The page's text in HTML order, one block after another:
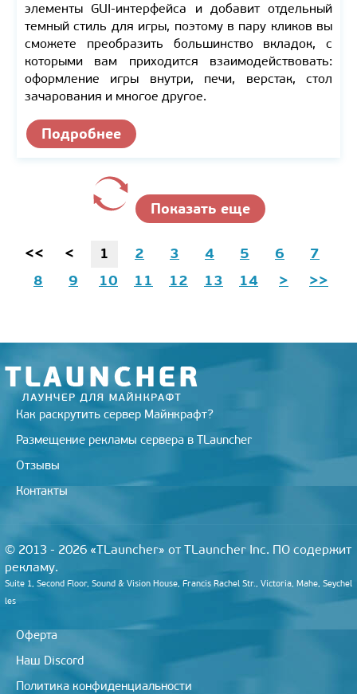
элементы GUI-интерфейса и добавит отдельный
темный стиль для игры, поэтому в пару кликов вы
сможете преобразить большинство вкладок, с
которыми вам приходится взаимодействовать:
оформление игры внутри, печи, верстак, стол
зачарования и многое другое.
Подробнее
Показать еще
<< < 1 2 3 4 5 6
7
8
9 10 11 12 13 14 > >>
Как раскрутить сервер Майнкрафт?
Размещение рекламы сервера в TLauncher
Отзывы
Контакты
© 2013 - 2026 «TLauncher» от TLauncher Inc. ПО содержит
рекламу.
Suite 1, Second Floor, Sound & Vision House, Francis Rachel Str., Victoria, Mahe, Seychel
les
Оферта
Наш Discord
Политика конфиденциальности